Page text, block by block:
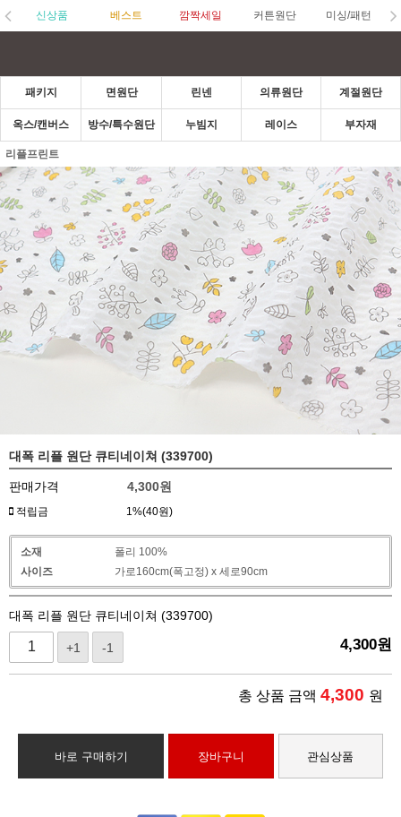
신상품 베스트 깜짝세일 커튼원단 미싱/패턴
패키지 면원단 린넨 의류원단 계절원단
옥스/캔버스 방수/특수원단 누빔지 레이스 부자재
리플프린트
대폭 리플 원단 큐티네이쳐 (339700)
판매가격 4,300원
적립금 1%(40원)
소재
폴리 100%
사이즈
가로160cm(폭고정) x 세로90cm
대폭 리플 원단 큐티네이쳐 (339700)
+1 -1 4,300원
총 상품 금액 4,300 원
바로 구매하기 장바구니 관심상품